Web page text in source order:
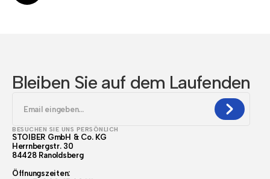
Bleiben Sie auf dem Laufenden
BESUCHEN SIE UNS PERSÖNLICH
STOIBER GmbH & Co. KG
Herrnbergstr. 30
84428 Ranoldsberg
Öffnungszeiten: